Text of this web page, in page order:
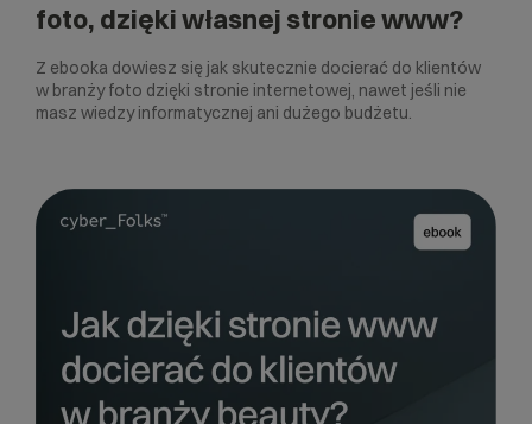
foto, dzięki własnej stronie www?
Z ebooka dowiesz się jak skutecznie docierać do klientów
w branży foto dzięki stronie internetowej, nawet jeśli nie
masz wiedzy informatycznej ani dużego budżetu.